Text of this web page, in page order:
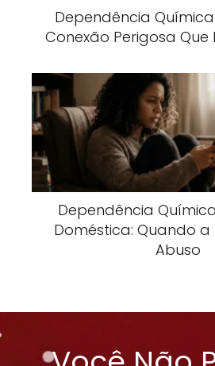
Dependência Química
Conexão Perigosa Que
Dependência
Doméstica: Quando a
Abuso